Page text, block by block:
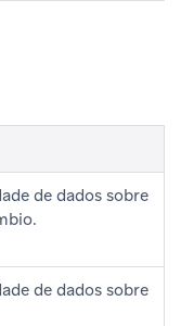
de dados sobre
de dados sobre